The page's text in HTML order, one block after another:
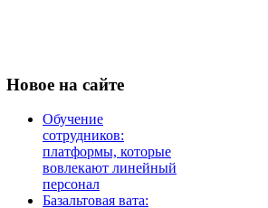
Новое на сайте
Обучение
сотрудников:
платформы, которые
вовлекают линейный
персонал
Базальтовая вата: